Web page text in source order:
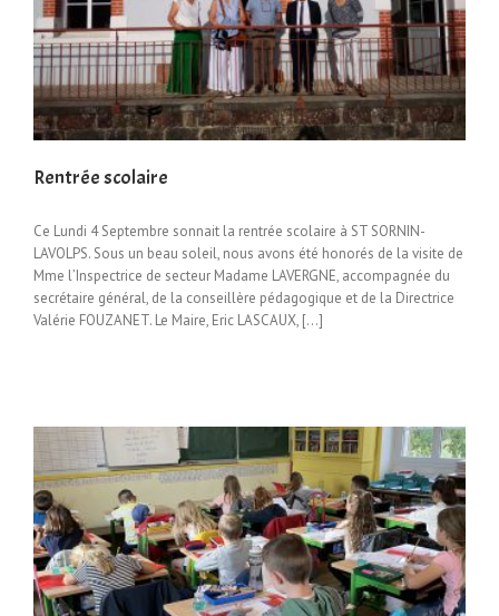
Rentrée scolaire
Ce Lundi 4 Septembre sonnait la rentrée scolaire à ST SORNIN-
LAVOLPS. Sous un beau soleil, nous avons été honorés de la visite de
Mme l’Inspectrice de secteur Madame LAVERGNE, accompagnée du
secrétaire général, de la conseillère pédagogique et de la Directrice
Valérie FOUZANET. Le Maire, Eric LASCAUX, [...]